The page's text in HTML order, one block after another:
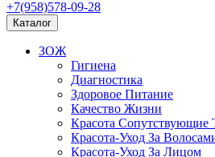
+7(958)578-09-28
Каталог
ЗОЖ
Гигиена
Диагностика
Здоровое Питание
Качество Жизни
Красота Сопутствующие
Красота-Уход За
Красота-Уход За Лицом